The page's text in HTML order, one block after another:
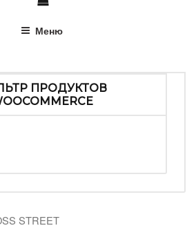
Меню
ПРОДУКТОВ
STREET